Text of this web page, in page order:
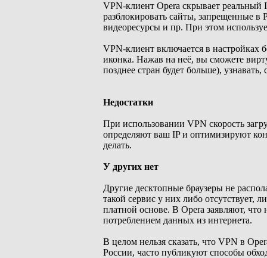
VPN-клиент Opera скрывает реальный
разблокировать сайты, запрещенные
видеоресурсы и пр. При этом
VPN-клиент включается в настройках
иконка. Нажав на неё, вы сможете
позднее стран будет больше),
Недостатки
При использовании VPN скорость
определяют ваш IP и оптимизируют
делать.
У других нет
Другие десктопные браузеры не
такой сервис у них либо отсутствует,
платной основе. В Opera заявляют,
потреблением данных из интернета.
В целом нельзя сказать, что VPN в
России, часто публикуют способы